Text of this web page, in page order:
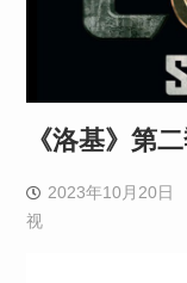
《洛基》第
2023年10月20日
视